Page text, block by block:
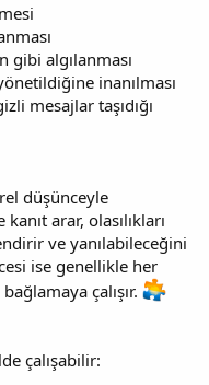
gibi algılanması
inanılması
mesajlar taşıdığı
düşünceyle
arar, olasılıkları
ve yanılabileceğini
ise genellikle her
çalışır.
çalışabilir: